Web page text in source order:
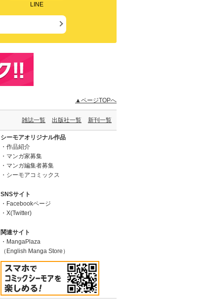
LINE
▲ページTOPへ
雑誌一覧 出版社一覧 新刊一覧
シーモアオリジナル作品
作品紹介
マンガ家募集
マンガ編集者募集
シーモアコミックス
SNSサイト
Facebookページ
X(Twitter)
関連サイト
MangaPlaza
（English Manga Store）